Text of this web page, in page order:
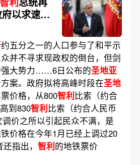
以求速平
约五分之一的人口参与了和平示
并不寻求现政权的倒台，但剑
强大势力……6日公布的圣地亚
案。政府拟将高峰时段在圣地
价格，从800智利比索（约合
到830智利比索（约合人民币
价之所以引起民众不满，是
价格在今年1月已经上调过20
指出， 智利的地铁票价